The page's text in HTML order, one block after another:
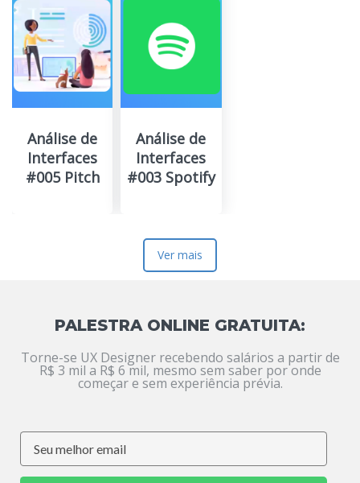
Análise de
Interfaces
#005 Pitch
Análise de
Interfaces
#003 Spotify
Ver mais
PALESTRA ONLINE GRATUITA:
Torne-se UX Designer recebendo salários a partir de
R$ 3 mil a R$ 6 mil, mesmo sem saber por onde
começar e sem experiência prévia.